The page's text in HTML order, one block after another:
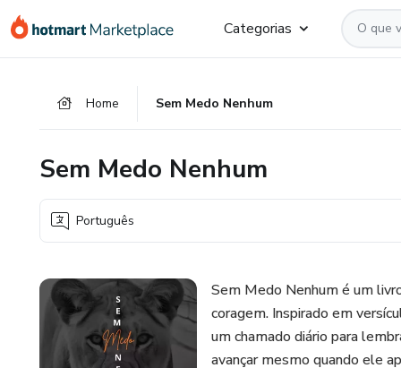
para
para
para
Categorias
Home Sem Medo Nenhum
Sem Medo Nenhum
Português
Sem Medo Nenhum é um
coragem. Inspirado em
um chamado diário para
avançar mesmo quando ele